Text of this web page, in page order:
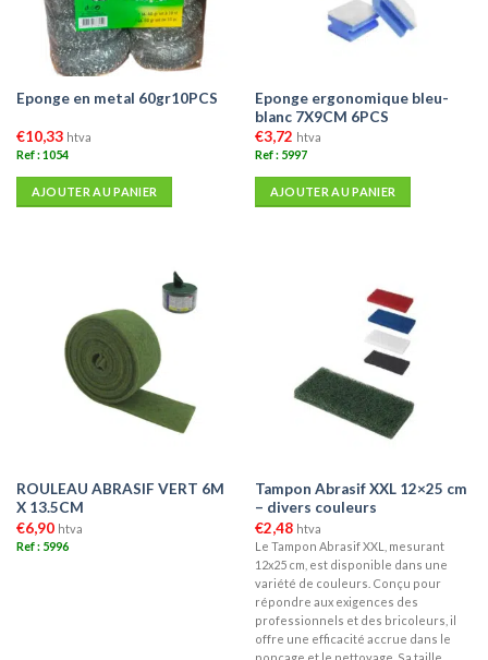
Eponge en metal 60gr10PCS
€10,33 htva
Ref : 1054
AJOUTER AU PANIER
Eponge ergonomique bleu-
blanc 7X9CM 6PCS
€3,72 htva
Ref : 5997
AJOUTER AU PANIER
ROULEAU ABRASIF VERT 6M
X 13.5CM
€6,90 htva
Ref : 5996
Tampon Abrasif XXL 12×25 cm
– divers couleurs
€2,48 htva
Le Tampon Abrasif XXL, mesurant
12x25 cm, est disponible dans une
variété de couleurs. Conçu pour
répondre aux exigences des
professionnels et des bricoleurs, il
offre une efficacité accrue dans le
ponçage et le nettoyage. Sa taille